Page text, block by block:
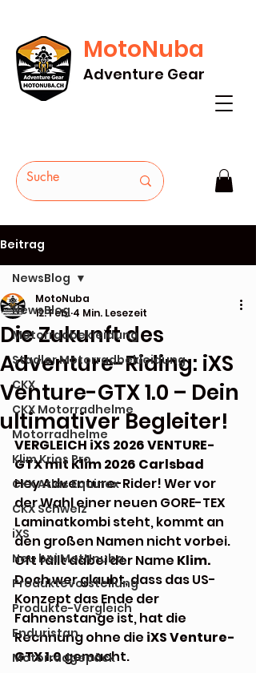
GRATIS VERSAND AB Fr. 200* - HEUTE
BESTELLEN
MotoNuba
Adventure Gear
Beitrag
NewsBlog
Motorradbekleidung
Stadler Motorradbekleidung
CKX
CKX Motorradhelme
Motorradhelme
Klim Krios Pro
CKX Atlas Equinox
CKX Schweiz
iXS
Neu bei MotNnuba
Produktevorstellung
Produkte-Vergleich
Enduristan
Motorradgepäck
NewsBlog
Die Zukunft des
Adventure-Riding: iXS
Venture-GTX 1.0 – Dein
ultimativer Begleiter!
MotoNuba
12. Feb. 4 Min. Lesezeit
VERGLEICH iXS 2026 VENTURE-
GTX mit Klim 2026 Carlsbad
Hey Adventure-Rider! Wer vor
der Wahl einer neuen GORE-TEX
Laminatkombi steht, kommt an
den großen Namen nicht vorbei.
Oft fällt dabei der Name Klim.
Doch wer glaubt, dass das US-
Konzept das Ende der
Fahnenstange ist, hat die
Rechnung ohne die iXS Venture-
GTX 1.0 gemacht.